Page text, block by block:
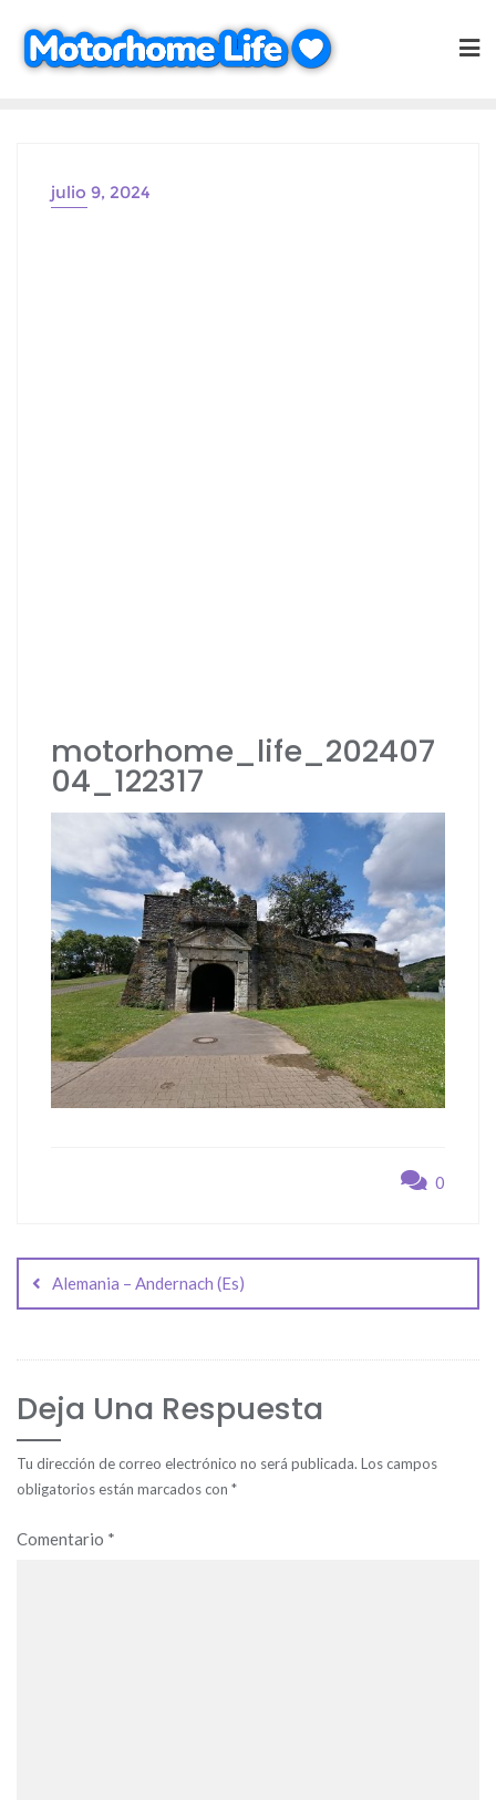
contenido
julio 9, 2024
motorhome_life_202407
04_122317
0
de
entradas
Alemania – Andernach (Es)
Deja Una Respuesta
Tu dirección de correo electrónico no será publicada. Los campos
obligatorios están marcados con *
Comentario *